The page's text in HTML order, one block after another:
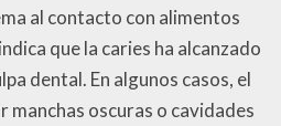
al contacto con alimentos
que la caries ha alcanzado
dental. En algunos casos, el
manchas oscuras o cavidades